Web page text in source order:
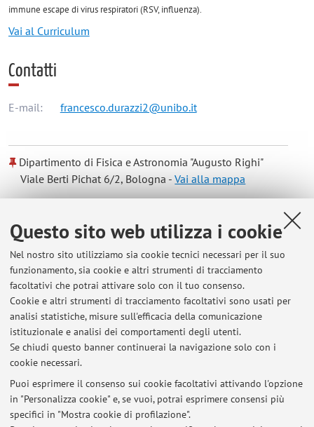
Questo sito web utilizza i cookie
Nel nostro sito utilizziamo sia cookie tecnici necessari per il suo
funzionamento, sia cookie e altri strumenti di tracciamento
facoltativi che potrai attivare solo con il tuo consenso.
Cookie e altri strumenti di tracciamento facoltativi sono usati per
analisi statistiche, misure sull'efficacia della comunicazione
istituzionale e analisi dei comportamenti degli utenti.
Se chiudi questo banner continuerai la navigazione solo con i
cookie necessari.
Puoi esprimere il consenso sui cookie facoltativi attivando l'opzione
in "Personalizza cookie" e, se vuoi, potrai esprimere consensi più
specifici in "Mostra cookie di profilazione".
immune escape di virus respiratori (RSV, influenza).
Vai al Curriculum
Contatti
E-mail: francesco.durazzi2@unibo.it
Dipartimento di Fisica e Astronomia "Augusto Righi"
Viale Berti Pichat 6/2, Bologna -Vai alla mappa
Risorse in rete
ORCID
Orario di ricevimento
Su appuntamento tramite email.
Ultimi avvisi